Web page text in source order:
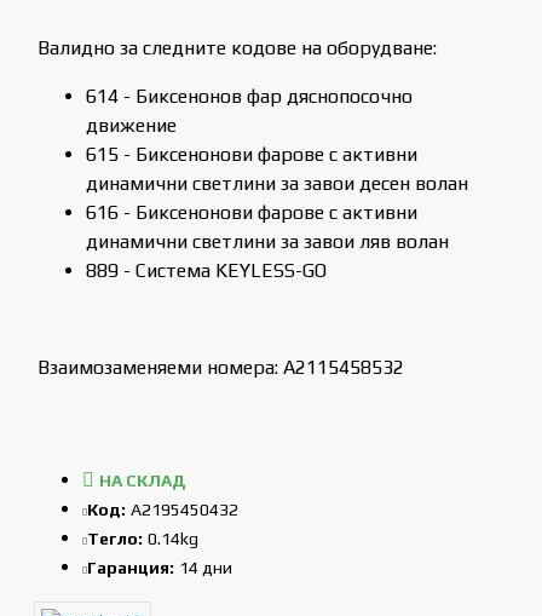
Валидно за следните кодове на оборудване:
614 - Биксенонов фар дяснопосочно
движение
615 - Биксенонови фарове с активни
динамични светлини за завои десен волан
616 - Биксенонови фарове с активни
динамични светлини за завои ляв волан
889 - Система KEYLESS-GO
Взаимозаменяеми номера: A2115458532
НА СКЛАД
Код: A2195450432
Тегло: 0.14kg
Гаранция: 14 дни